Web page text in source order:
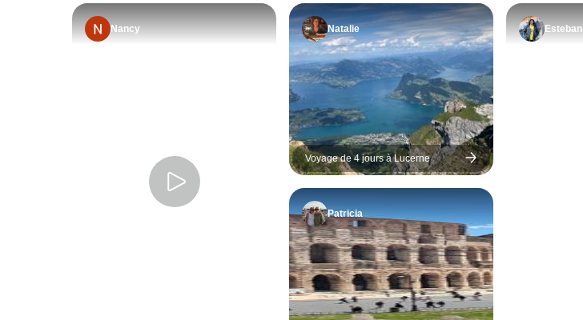
Nancy Natalie
Voyage de 4 jours à Lucerne
Patricia
Esteban